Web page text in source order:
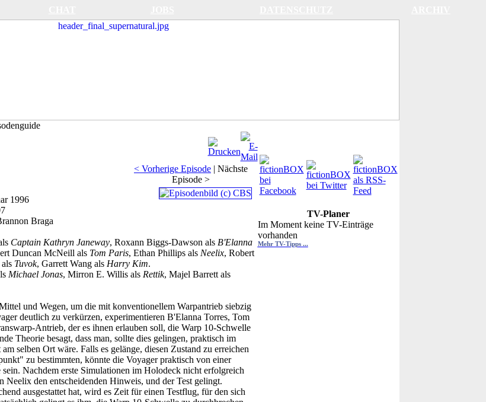
< Vorherige Episode | Nächste
Episode >
1996
Braga
Captain Kathryn Janeway, Roxann Biggs-Dawson als B'Elanna
Duncan McNeill als Tom Paris, Ethan Phillips als Neelix, Robert
Tuvok, Garrett Wang als Harry Kim.
Michael Jonas, Mirron E. Willis als Rettik, Majel Barrett als
und Wegen, um die mit konventionellem Warpantrieb siebzig
deutlich zu verkürzen, experimentieren B'Elanna Torres, Tom
Antrieb, der es ihnen erlauben soll, die Warp 10-Schwelle
Theorie besagt, dass man, sollte dies gelingen, praktisch im
selben Ort wäre. Falls es gelänge, diesen Zustand zu erreichen
zu bestimmten, könnte die Voyager praktisch von einer
sein. Nachdem erste Simulationen im Holodeck nicht erfolgreich
Neelix den entscheidenden Hinweis, und der Test gelingt.
ausgestattet hat, wird es Zeit für einen Testflug, für den sich
TV-Planer
Im Moment keine TV-Einträge
vorhanden
Mehr TV-Tipps ...